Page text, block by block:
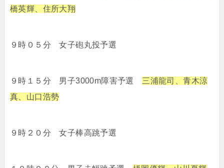
橋英輝、住所大翔
９時０５分 女子砲丸投予選
９時１５分 男子3000m障害予選 三浦龍司、青木涼
真、山口浩勢
９時２０分 女子棒高跳予選